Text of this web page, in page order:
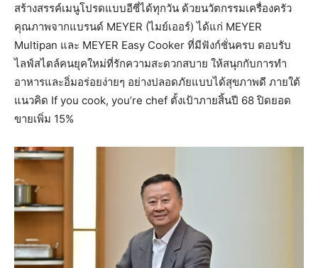
สร้างสรรค์เมนูโปรดแบบอีซี่ได้ทุกวัน ด้วยนวัตกรรมเครื่องครัว
คุณภาพจากแบรนด์ MEYER (ไมย์เออร์) ได้แก่ MEYER
Multipan และ MEYER Easy Cooker ที่มีฟังก์ชั่นครบ ตอบรับ
ไลฟ์สไตล์คนยุคใหม่ที่รักความสะดวกสบาย ให้สนุกกับการทำ
อาหารและอิ่มอร่อยง่ายๆ อย่างปลอดภัยแบบได้สุขภาพดี ภายใต้
แนวคิด If you cook, you’re chef ตั้งเป้าภายสิ้นปี 68 ปิดยอด
ขายเพิ่ม 15%